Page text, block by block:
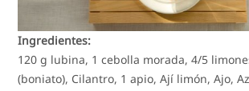
Ingredientes:
120 g lubina, 1 cebolla morada, 4/5
(boniato), Cilantro, 1 apio, Ají limón, Ajo,